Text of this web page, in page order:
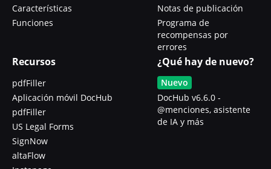
Características
Funciones
Notas de publicación
Programa de
recompensas por
errores
Recursos
pdfFiller
Aplicación móvil DocHub
pdfFiller
US Legal Forms
SignNow
altaFlow
¿Qué hay de nuevo?
Nuevo
DocHub v6.6.0 -
@menciones, asistente
de IA y más